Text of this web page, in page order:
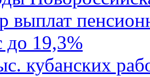
выплат
до 19,3%
кубанских